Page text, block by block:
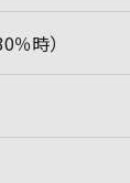
時）